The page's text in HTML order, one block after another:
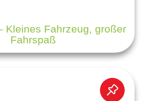
Kleines Fahrzeug, großer
Fahrspaß